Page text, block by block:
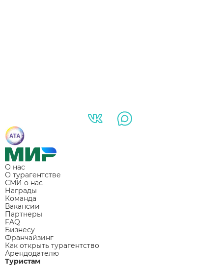
О нас
О турагентстве
СМИ о нас
Награды
Команда
Вакансии
Партнеры
FAQ
Бизнесу
Франчайзинг
Как открыть турагентство
Арендодателю
Туристам